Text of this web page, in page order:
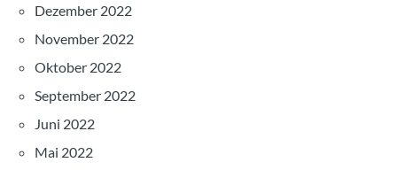
Dezember 2022
November 2022
Oktober 2022
September 2022
Juni 2022
Mai 2022